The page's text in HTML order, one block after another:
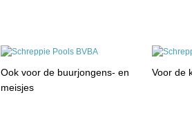
Ook voor de buurjongens- en
meisjes
Voor de